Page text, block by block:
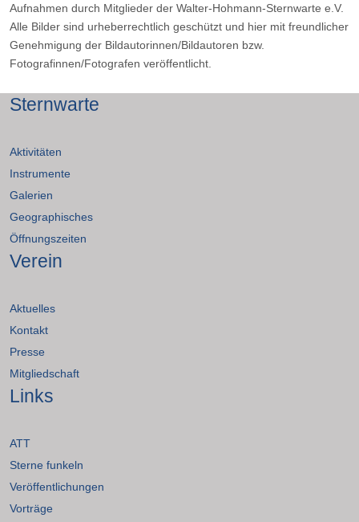
Aufnahmen durch Mitglieder der Walter-Hohmann-Sternwarte e.V.
Alle Bilder sind urheberrechtlich geschützt und hier mit freundlicher
Genehmigung der Bildautorinnen/Bildautoren bzw.
Fotografinnen/Fotografen veröffentlicht.
Sternwarte
Aktivitäten
Instrumente
Galerien
Geographisches
Öffnungszeiten
Verein
Aktuelles
Kontakt
Presse
Mitgliedschaft
Links
ATT
Sterne funkeln
Veröffentlichungen
Vorträge